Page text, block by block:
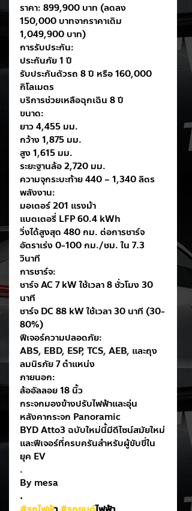
ราคา: 899,900 บาท (ลดลง
150,000 บาทจากราคาเดิม
1,049,900 บาท)
การรับประกัน:
ประกันภัย 1 ปี
รับประกันตัวรถ 8 ปี หรือ 160,000
กิโลเมตร
บริการช่วยเหลือฉุกเฉิน 8 ปี
ขนาด:
ยาว 4,455 มม.
กว้าง 1,875 มม.
สูง 1,615 มม.
ระยะฐานล้อ 2,720 มม.
ความจุกระบะท้าย 440 – 1,340 ลิตร
พลังงาน:
มอเตอร์ 201 แรงม้า
แบตเตอรี่ LFP 60.4 kWh
วิ่งได้สูงสุด 480 กม. ต่อการชาร์จ
อัตราเร่ง 0-100 กม./ชม. ใน 7.3
วินาที
การชาร์จ:
ชาร์จ AC 7 kW ใช้เวลา 8 ชั่วโมง 30
นาที
ชาร์จ DC 88 kW ใช้เวลา 30 นาที (30-
80%)
ฟีเจอร์ความปลอดภัย:
ABS, EBD, ESP, TCS, AEB, และถุง
ลมนิรภัย 7 ตำแหน่ง
ภายนอก:
ล้ออัลลอย 18 นิ้ว
กระจกมองข้างปรับไฟฟ้าและอุ่น
หลังคากระจก Panoramic
BYD Atto3 ฉบับใหม่นี้มีดีไซน์สมัยใหม่
และฟีเจอร์ที่ครบครันสำหรับผู้ขับขี่ใน
ยุค EV
.
By mesa
.